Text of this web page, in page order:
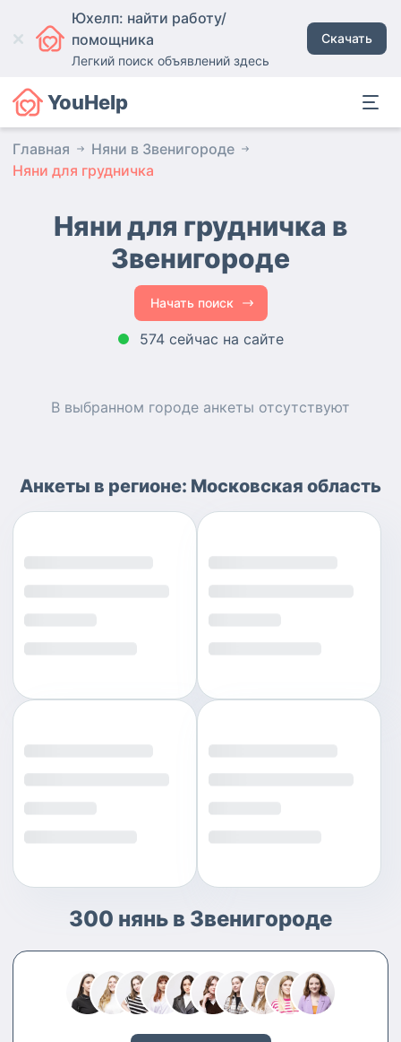
Юхелп: найти работу/
помощника
Легкий поиск объявлений здесь
Скачать
YouHelp
Главная
Няни в Звенигороде
Няни для грудничка
Няни для грудничка в
Звенигороде
Начать поиск
574 сейчас на сайте
В выбранном городе анкеты отсутствуют
Анкеты в регионе: Московская область
300 нянь в Звенигороде